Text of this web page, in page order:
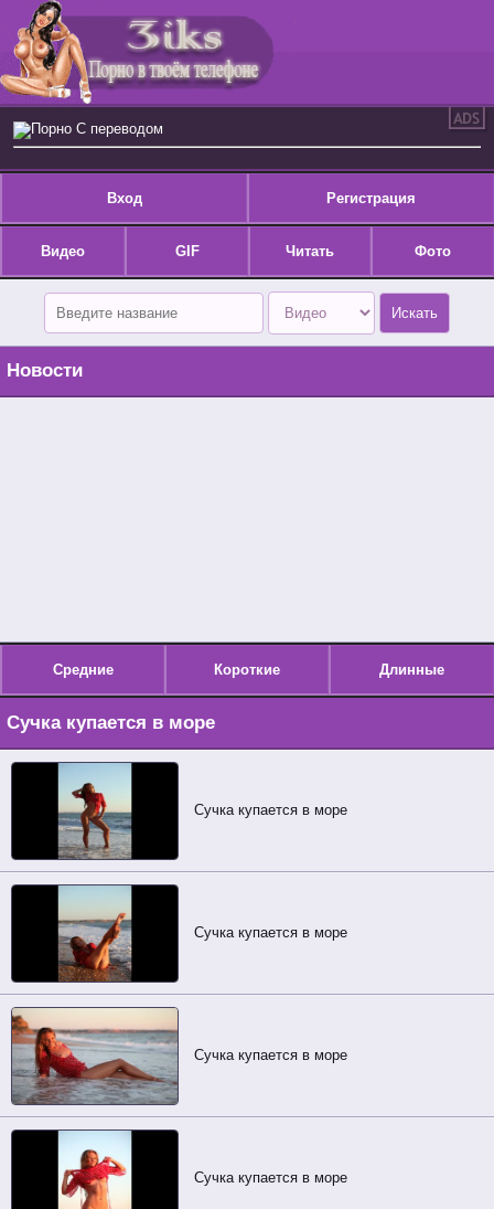
Порно С переводом
Вход Регистрация
Видео GIF Читать Фото
Новости
Средние Короткие Длинные
Сучка купается в море
Сучка купается в море
Сучка купается в море
Сучка купается в море
Сучка купается в море